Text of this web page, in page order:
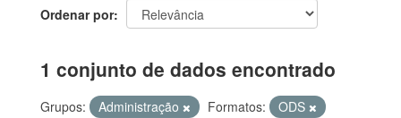
Ordenar por
1 conjunto de dados encontrado
Grupos: Administração Formatos:
ODS